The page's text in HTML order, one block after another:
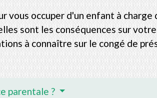
vous occuper d'un enfant à
sont les conséquences sur
à connaître sur le congé de
parentale ?